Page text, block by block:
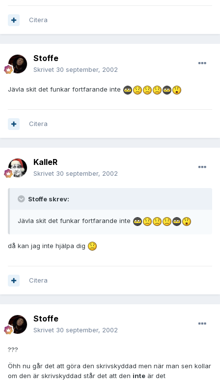
Citera
Stoffe
Skrivet 30 september, 2002
Jävla skit det funkar fortfarande inte
Citera
KalleR
Skrivet 30 september, 2002
Stoffe skrev:
Jävla skit det funkar fortfarande inte
då kan jag inte hjälpa dig
Citera
Stoffe
Skrivet 30 september, 2002
???
Öhh nu går det att göra den skrivskyddad men när man sen kollar
om den är skrivskyddad står det att den inte är det